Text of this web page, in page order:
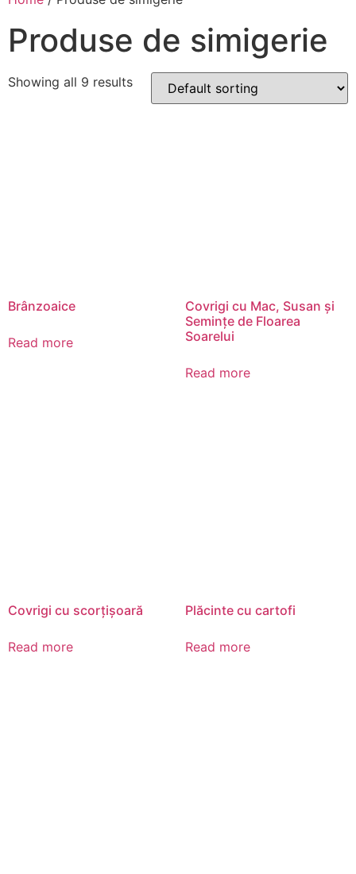
Produse de simigerie
Showing all 9 results
Brânzoaice
Read more
Covrigi cu Mac, Susan și
Semințe de Floarea
Soarelui
Read more
Covrigi cu scorțișoară
Read more
Plăcinte cu cartofi
Read more